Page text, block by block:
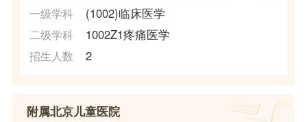
一级学科 (1002)临床医学
二级学科 1002Z1疼痛医学
招生人数 2
附属北京儿童医院